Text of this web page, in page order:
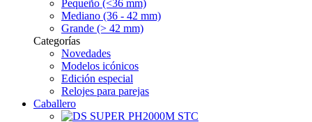
Pequeño (<36 mm)
Mediano (36 - 42 mm)
Grande (> 42 mm)
Categorías
Novedades
Modelos icónicos
Edición especial
Relojes para parejas
Caballero